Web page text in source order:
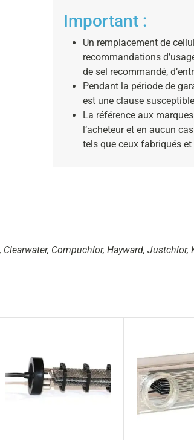
Important :
Un remplacement de
recommandations
de sel recommandé,
Pendant la période de
est une clause
La référence aux
l’acheteur et en aucun
tels que ceux fabriqués
Compuchlor, Hayward,